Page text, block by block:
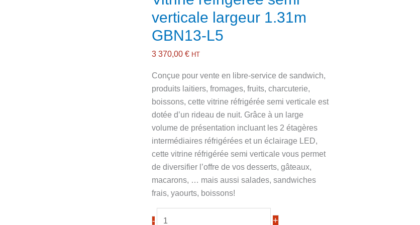
verticale largeur 1.31m
GBN13-L5
3 370,00€ HT
Conçue pour vente en libre-service de sandwich,
produits laitiers, fromages, fruits, charcuterie,
boissons, cette vitrine réfrigérée semi verticale est
dotée d’un rideau de nuit. Grâce à un large
volume de présentation incluant les 2 étagères
intermédiaires réfrigérées et un éclairage LED,
cette vitrine réfrigérée semi verticale vous permet
de diversifier l’offre de vos desserts, gâteaux,
macarons, … mais aussi salades, sandwiches
frais, yaourts, boissons!
- +